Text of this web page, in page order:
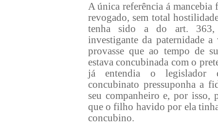
A única referência á
revogado, sem total
tenha sido a do art.
investigante da paternidade
provasse que ao tempo de
estava concubinada com o
já entendia o legislador
concubinato pressuponha a
seu companheiro e, por isso,
que o filho havido por ela
concubino.